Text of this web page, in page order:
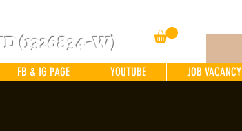
(1326834-W)
FB & IG PAGE YOUTUBE JOB VACANCY